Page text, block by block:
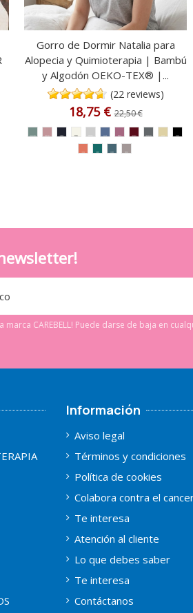
Gorro de Dormir Natalia para
Alopecia y Quimioterapia | Bambú
y Algodón OEKO-TEX® |...
(22 reviews)
18,75 €22,50 €
marca CAREBELL! Puede darse de baja en
Información
Aviso legal
Términos y condiciones
Política de cookies
Colabora contra el
Te interesa
Atención al cliente
Lo que debes saber
Te interesa
Contáctanos